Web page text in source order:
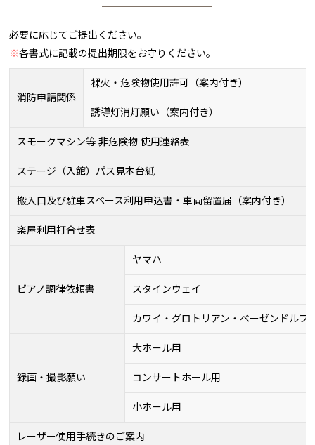
必要に応じてご提出ください。
※各書式に記載の提出期限をお守りください。
消防申請関係
裸火・危険物使用許可（案内付き）
誘導灯消灯願い（案内付き）
スモークマシン等 非危険物 使用連絡表
ステージ（入館）パス見本台紙
搬入口及び駐車スペース利用申込書・車両留置届（案内付き）
楽屋利用打合せ表
ピアノ調律依頼書
ヤマハ
スタインウェイ
カワイ・グロトリアン・ベーゼンドルフ
録画・撮影願い
大ホール用
コンサートホール用
小ホール用
レーザー使用手続きのご案内